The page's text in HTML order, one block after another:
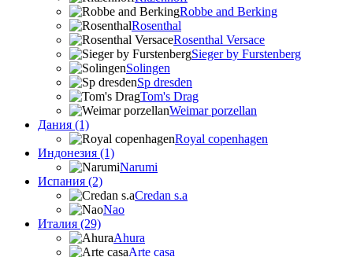
Robbe and Berking
Rosenthal
Rosenthal Versace
Sieger by Furstenberg
Solingen
Sp dresden
Tom's Drag
Weimar porzellan
Дания (1)
Royal copenhagen
Индонезия (1)
Narumi
Испания (2)
Credan s.a
Nao
Италия (29)
Ahura
Arte casa